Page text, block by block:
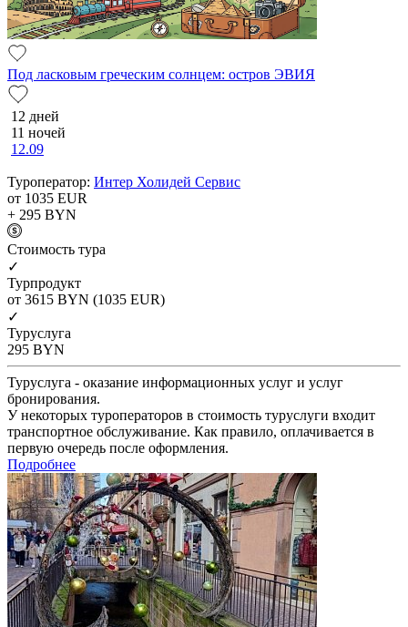
Под ласковым греческим солнцем: остров ЭВИЯ
12 дней
11 ночей
12.09
Туроператор: Интер Холидей Сервис
от 1035 EUR
+ 295 BYN
Cтоимость тура
✓
Турпродукт
от 3615 BYN (1035 EUR)
✓
Туруслуга
295 BYN
Туруслуга - оказание информационных услуг и услуг
бронирования.
У некоторых туроператоров в стоимость туруслуги входит
транспортное обслуживание. Как правило, оплачивается в
первую очередь после оформления.
Подробнее